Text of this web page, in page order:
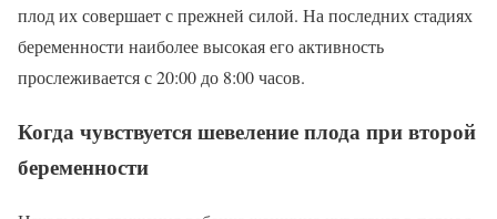
плод их совершает с прежней силой. На последних стадиях
беременности наиболее высокая его активность
прослеживается с 20:00 до 8:00 часов.
Когда чувствуется шевеление плода при второй
беременности